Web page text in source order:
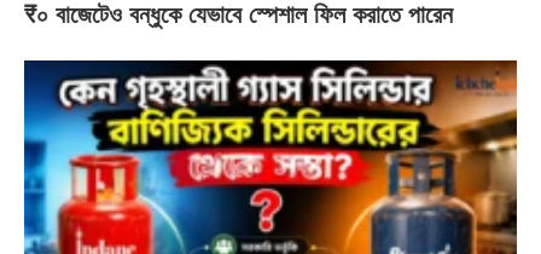
₹০ বাজেটেও বন্ধুকে যেভাবে স্পেশাল ফিল করাতে পারেন